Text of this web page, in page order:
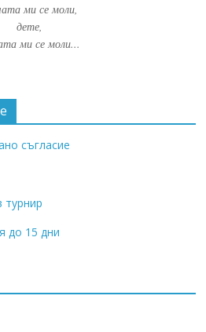
ми се моли,
дете,
ми се моли...
съгласие
турнир
до 15 дни